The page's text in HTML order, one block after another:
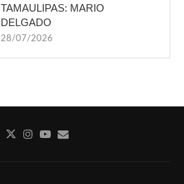
TAMAULIPAS: MARIO
DELGADO
28/07/2026